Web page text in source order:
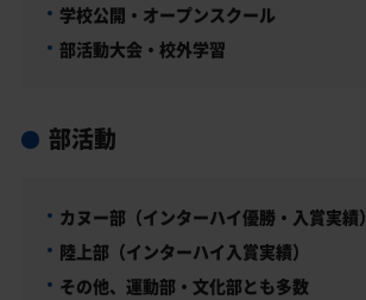
学校公開・オープンスクール
部活動大会・校外学習
部活動
カヌー部（インターハイ優勝・入賞実績）
陸上部（インターハイ入賞実績）
その他、運動部・文化部とも多数